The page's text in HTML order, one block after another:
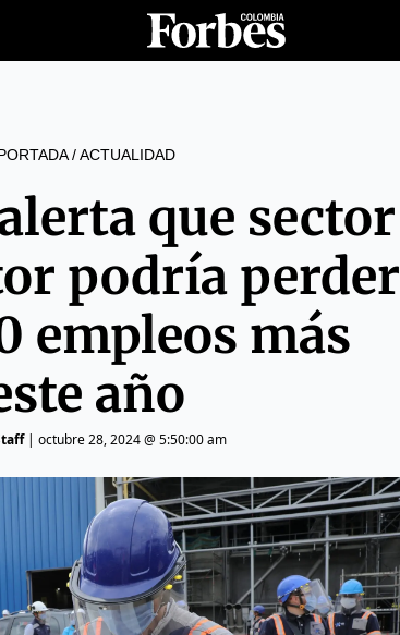
/ACTUALIDAD
que sector
podría perder
empleos más
año
| octubre 28, 2024 @ 5:50:00 am